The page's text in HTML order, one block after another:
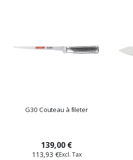
G30 Couteau à fileter
139,00 €
113,93 €